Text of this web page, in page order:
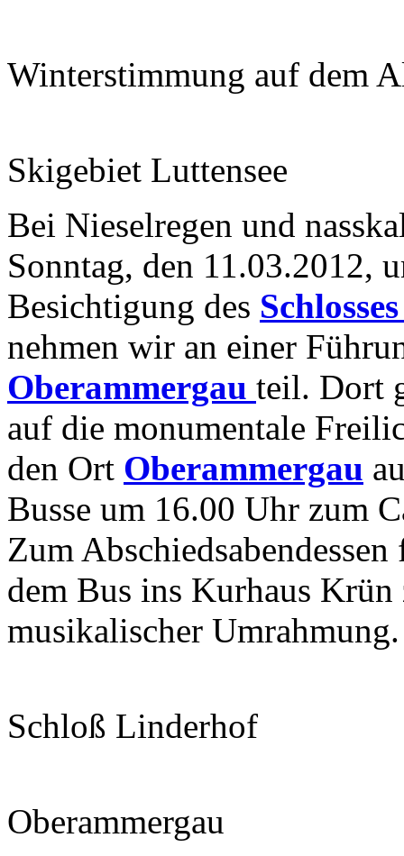
Winterstimmung auf dem
Skigebiet Luttensee
Bei Nieselregen und
Sonntag, den 11.03.2012,
Besichtigung des
nehmen wir an einer
Oberammergau teil. Dort
auf die monumentale
den Ort Oberammergau
Busse um 16.00 Uhr zum
Zum
dem Bus ins Kurhaus
musikalischer Umrahmung.
Schloß Linderhof
Oberammergau